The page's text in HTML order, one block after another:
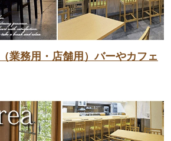
業務用・店舗用）バーやカフェ